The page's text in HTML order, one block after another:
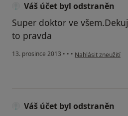
Váš účet byl odstraněn
Super doktor ve
to pravda
13. prosince 2013 • • • podle názoru
Nahlásit zneužití
Váš účet byl odstraněn